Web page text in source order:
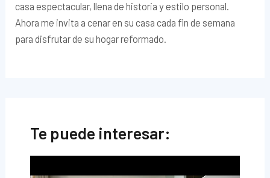
casa espectacular, llena de historia y estilo personal.
Ahora me invita a cenar en su casa cada fin de semana
para disfrutar de su hogar reformado.
Te puede interesar: